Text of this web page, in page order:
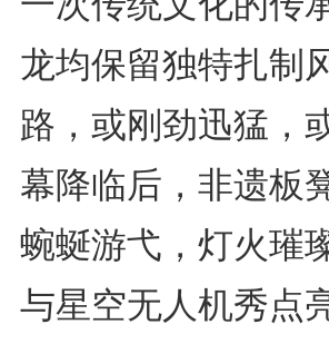
龙均保留独特扎制
路，或刚劲迅猛，
幕降临后，非遗板
蜿蜒游弋，灯火璀
与星空无人机秀点